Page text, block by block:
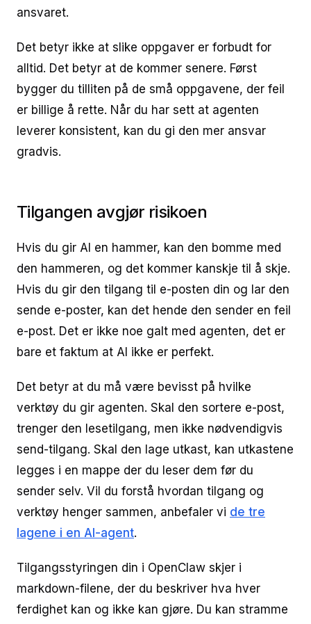
ansvaret.
Det betyr ikke at slike oppgaver er forbudt for
alltid. Det betyr at de kommer senere. Først
bygger du tilliten på de små oppgavene, der feil
er billige å rette. Når du har sett at agenten
leverer konsistent, kan du gi den mer ansvar
gradvis.
Tilgangen avgjør risikoen
Hvis du gir AI en hammer, kan den bomme med
den hammeren, og det kommer kanskje til å skje.
Hvis du gir den tilgang til e-posten din og lar den
sende e-poster, kan det hende den sender en feil
e-post. Det er ikke noe galt med agenten, det er
bare et faktum at AI ikke er perfekt.
Det betyr at du må være bevisst på hvilke
verktøy du gir agenten. Skal den sortere e-post,
trenger den lesetilgang, men ikke nødvendigvis
send-tilgang. Skal den lage utkast, kan utkastene
legges i en mappe der du leser dem før du
sender selv. Vil du forstå hvordan tilgang og
verktøy henger sammen, anbefaler vi de tre
lagene i en AI-agent.
Tilgangsstyringen din i OpenClaw skjer i
markdown-filene, der du beskriver hva hver
ferdighet kan og ikke kan gjøre. Du kan stramme